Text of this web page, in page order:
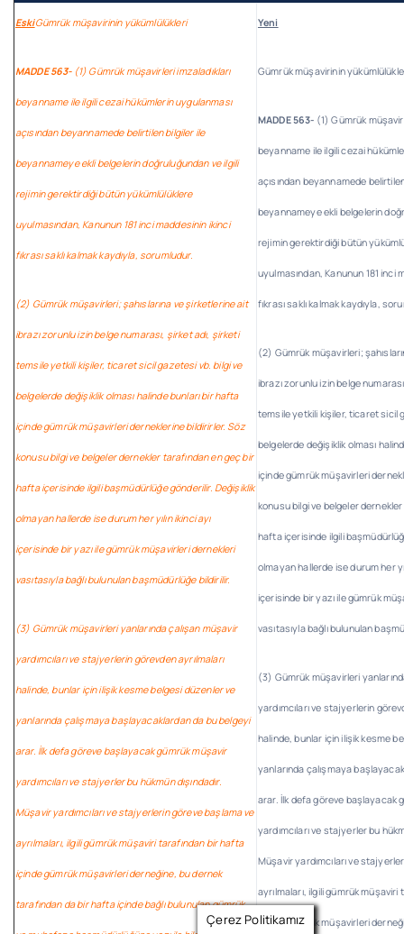
EskiGümrük müşavirinin yükümlülükleri
MADDE 563- (1) Gümrük müşavirleri imzaladıkları
beyanname ile ilgili cezai hükümlerin uygulanması
açısından beyannamede belirtilen bilgiler ile
beyannameye ekli belgelerin doğruluğundan ve ilgili
rejimin gerektirdiği bütün yükümlülüklere
uyulmasından, Kanunun 181 inci maddesinin ikinci
fıkrası saklı kalmak kaydıyla, sorumludur.
(2) Gümrük müşavirleri; şahıslarına ve şirketlerine ait
ibrazı zorunlu izin belge numarası, şirket adı, şirketi
temsile yetkili kişiler, ticaret sicil gazetesi vb. bilgi ve
belgelerde değişiklik olması halinde bunları bir hafta
içinde gümrük müşavirleri derneklerine bildirirler. Söz
konusu bilgi ve belgeler dernekler tarafından en geç bir
hafta içerisinde ilgili başmüdürlüğe gönderilir. Değişiklik
olmayan hallerde ise durum her yılın ikinci ayı
içerisinde bir yazı ile gümrük müşavirleri dernekleri
vasıtasıyla bağlı bulunulan başmüdürlüğe bildirilir.
(3) Gümrük müşavirleri yanlarında çalışan müşavir
yardımcıları ve stajyerlerin görevden ayrılmaları
halinde, bunlar için ilişik kesme belgesi düzenler ve
yanlarında çalışmaya başlayacaklardan da bu belgeyi
arar. İlk defa göreve başlayacak gümrük müşavir
yardımcıları ve stajyerler bu hükmün dışındadır.
Müşavir yardımcıları ve stajyerlerin göreve başlama ve
ayrılmaları, ilgili gümrük müşaviri tarafından bir hafta
içinde gümrük müşavirleri derneğine, bu dernek
tarafından da bir hafta içinde bağlı bulunulan gümrük
Yeni
Gümrük müşavirinin
MADDE 563- (1) Gümrük
beyanname ile ilgili cezai
açısından beyannamede
beyannameye ekli belgelerin
rejimin gerektirdiği bütün
uyulmasından, Kanunun 181 inci
fıkrası saklı kalmak kaydıyla,
(2) Gümrük müşavirleri;
ibrazı zorunlu izin belge
temsile yetkili kişiler, ticaret sicil
belgelerde değişiklik olması
içinde gümrük müşavirleri
konusu bilgi ve belgeler
hafta içerisinde ilgili
olmayan hallerde ise durum her
içerisinde bir yazı ile gümrük
vasıtasıyla bağlı bulunulan
(3) Gümrük müşavirleri
yardımcıları ve stajyerlerin
halinde, bunlar için ilişik kesme
yanlarında çalışmaya
arar. İlk defa göreve başlayacak
yardımcıları ve stajyerler bu
Müşavir yardımcıları ve
ayrılmaları, ilgili gümrük
içinde gümrük müşavirleri
Çerez Politikamız